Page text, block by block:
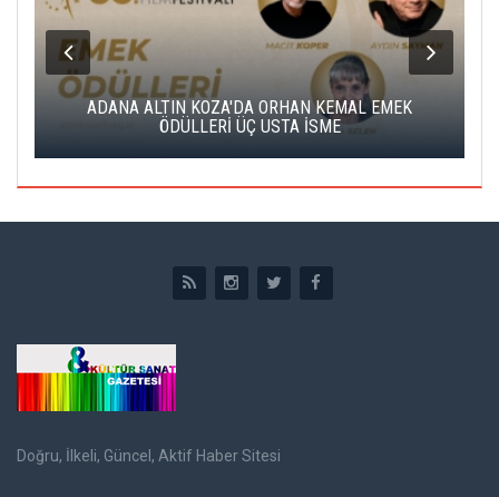
ADANA ALTIN KOZA'DA ORHAN KEMAL EMEK
ÖDÜLLERİ ÜÇ USTA İSME
Doğru, İlkeli, Güncel, Aktif Haber Sitesi